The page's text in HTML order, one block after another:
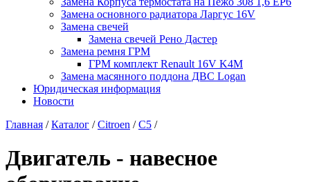
Замена основного радиатора Ларгус 16V
Замена свечей
Замена свечей Рено Дастер
Замена ремня ГРМ
ГРМ комплект Renault 16V K4M
Замена масянного поддона ДВС Logan
Юридическая информация
Новости
Главная / Каталог / Citroen / C5 /
Двигатель - навесное